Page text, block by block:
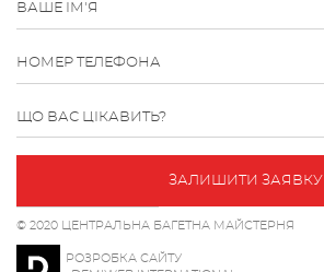
ВАШЕ ІМ'Я
НОМЕР ТЕЛЕФОНА
ЩО ВАС ЦІКАВИТЬ?
ЗАЛИШИТИ ЗАЯВКУ
© 2020 ЦЕНТРАЛЬНА БАГЕТНА МАЙСТЕРНЯ
РОЗРОБКА САЙТУ